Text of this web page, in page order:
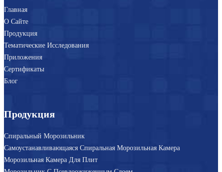
Главная
О Сайте
Продукция
Тематические Исследования
Приложения
Сертификаты
Блог
Продукция
Спиральный Морозильник
Самоустанавливающаяся Спиральная Морозильная Камера
Морозильная Камера Для Плит